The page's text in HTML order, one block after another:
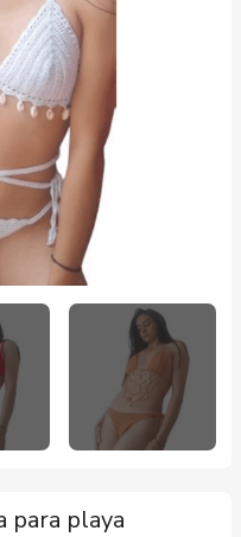
para playa